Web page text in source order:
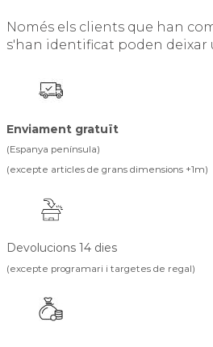
Només els clients que han
s'han identificat poden deixar
Enviament gratuït
(Espanya península)
(excepte articles de grans dimensions +1m)
Devolucions 14 dies
(excepte programari i targetes de regal)